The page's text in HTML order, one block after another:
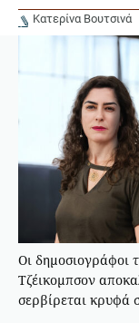
Κατερίνα Βουτσινά
Οι δημοσιογράφοι
Τζέικομπσον
σερβίρεται κρυφά